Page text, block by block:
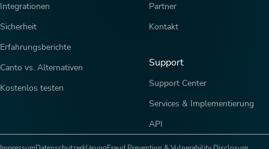
Integrationen
Sicherheit
Erfahrungsberichte
Canto vs. Alternativen
Kostenlos testen
Partner
Kontakt
Support
Support Center
Services & Implementierung
API